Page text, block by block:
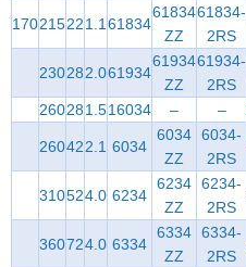
170215221.161834
61834
ZZ
61834-
2RS
230282.061934
61934
ZZ
61934-
2RS
260281.516034 – –
260422.1 6034
6034
ZZ
6034-
2RS
310524.0 6234
6234
ZZ
6234-
2RS
360724.0 6334
6334
ZZ
6334-
2RS